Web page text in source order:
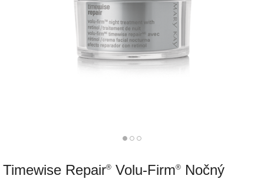
Timewise Repair® Volu-Firm®
Nočný